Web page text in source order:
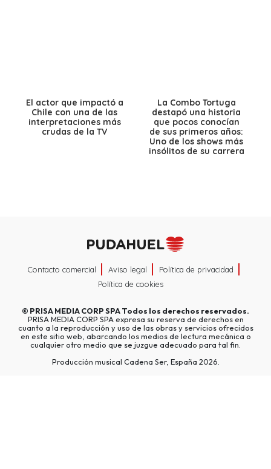
El actor que impactó a
Chile con una de las
interpretaciones más
crudas de la TV
La Combo Tortuga
destapó una historia
que pocos conocían
de sus primeros años:
Uno de los shows más
insólitos de su carrera
Contacto comercial Aviso legal
Política de privacidad
Política de cookies
© PRISA MEDIA CORP SPATodos los derechos reservados.
PRISA MEDIA CORP SPA expresa su reserva de derechos en
cuanto a la reproducción y uso de las obras y servicios ofrecidos
en este sitio web, abarcando los medios de lectura mecánica o
cualquier otro medio que se juzgue adecuado para tal fin.
Producción musical Cadena Ser, España 2026.